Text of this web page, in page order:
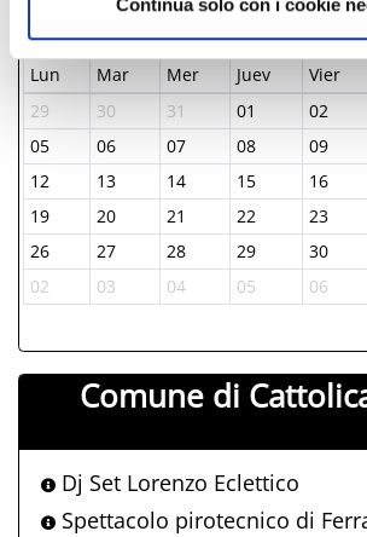
Continua solo con i cookie
Enero-1970
Lun
Mar Mer Juev Vier
29
30 31 01 02
05
06 07 08 09
12
13 14 15 16
19
20 21 22 23
26
27 28 29 30
02
03 04 05 06
Comune di
Dj Set Lorenzo Eclettico
Spettacolo pirotecnico di